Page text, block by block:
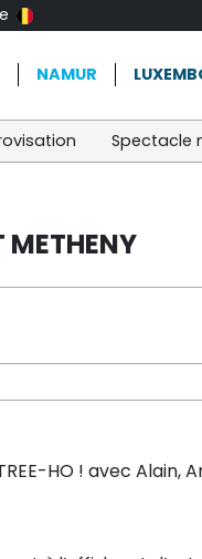
NAMUR
Spectacle
TREE-HO ! avec